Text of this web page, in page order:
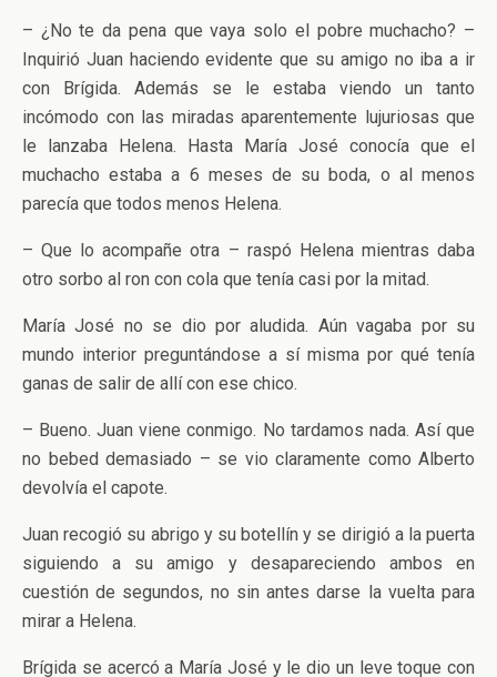
– ¿No te da pena que vaya solo el pobre muchacho? –
Inquirió Juan haciendo evidente que su amigo no iba a ir
con Brígida. Además se le estaba viendo un tanto
incómodo con las miradas aparentemente lujuriosas que
le lanzaba Helena. Hasta María José conocía que el
muchacho estaba a 6 meses de su boda, o al menos
parecía que todos menos Helena.
– Que lo acompañe otra – raspó Helena mientras daba
otro sorbo al ron con cola que tenía casi por la mitad.
María José no se dio por aludida. Aún vagaba por su
mundo interior preguntándose a sí misma por qué tenía
ganas de salir de allí con ese chico.
– Bueno. Juan viene conmigo. No tardamos nada. Así que
no bebed demasiado – se vio claramente como Alberto
devolvía el capote.
Juan recogió su abrigo y su botellín y se dirigió a la puerta
siguiendo a su amigo y desapareciendo ambos en
cuestión de segundos, no sin antes darse la vuelta para
mirar a Helena.
Brígida se acercó a María José y le dio un leve toque con